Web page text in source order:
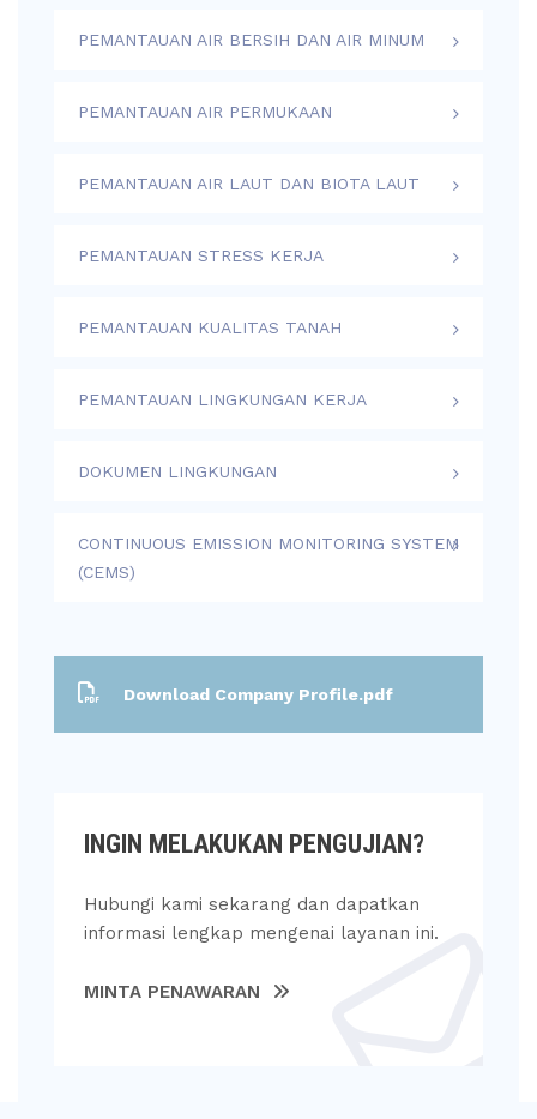
PEMANTAUAN AIR BERSIH DAN AIR MINUM
PEMANTAUAN AIR PERMUKAAN
PEMANTAUAN AIR LAUT DAN BIOTA LAUT
PEMANTAUAN STRESS KERJA
PEMANTAUAN KUALITAS TANAH
PEMANTAUAN LINGKUNGAN KERJA
DOKUMEN LINGKUNGAN
CONTINUOUS EMISSION MONITORING SYSTEM
(CEMS)
Download Company Profile.pdf
INGIN MELAKUKAN PENGUJIAN?
Hubungi kami sekarang dan dapatkan
informasi lengkap mengenai layanan ini.
MINTA PENAWARAN